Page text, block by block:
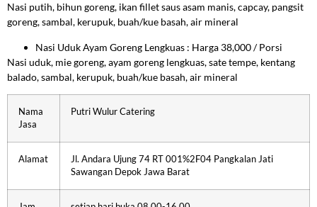
Nasi putih, bihun goreng, ikan fillet saus asam manis, capcay, pangsit
goreng, sambal, kerupuk, buah/kue basah, air mineral
Nasi Uduk Ayam Goreng Lengkuas : Harga 38,000 / Porsi
Nasi uduk, mie goreng, ayam goreng lengkuas, sate tempe, kentang
balado, sambal, kerupuk, buah/kue basah, air mineral
Nama
Jasa
Putri Wulur Catering
Alamat
Jl. Andara Ujung 74 RT 001%2F04 Pangkalan Jati
Sawangan Depok Jawa Barat